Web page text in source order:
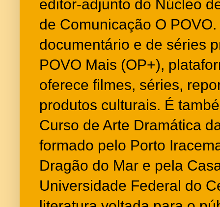
editor-adjunto do Núcleo
de Comunicação O
documentário e de séries
POVO Mais (OP+),
oferece filmes, séries,
produtos culturais. É
Curso de Arte Dramática
formado pelo Porto
Dragão do Mar e pela
Universidade Federal do